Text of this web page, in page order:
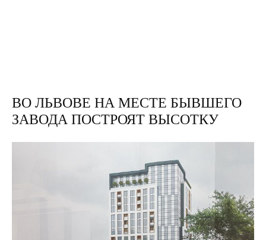
ВО ЛЬВОВЕ НА МЕСТЕ БЫВШЕГО
ЗАВОДА ПОСТРОЯТ ВЫСОТКУ